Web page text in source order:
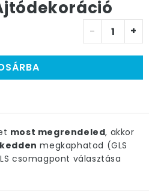
- +
most megrendeled, akkor
megkaphatod (GLS
csomagpont választása